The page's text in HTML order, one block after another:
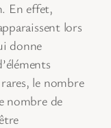
En effet,
lors
donne
le nombre
nombre de